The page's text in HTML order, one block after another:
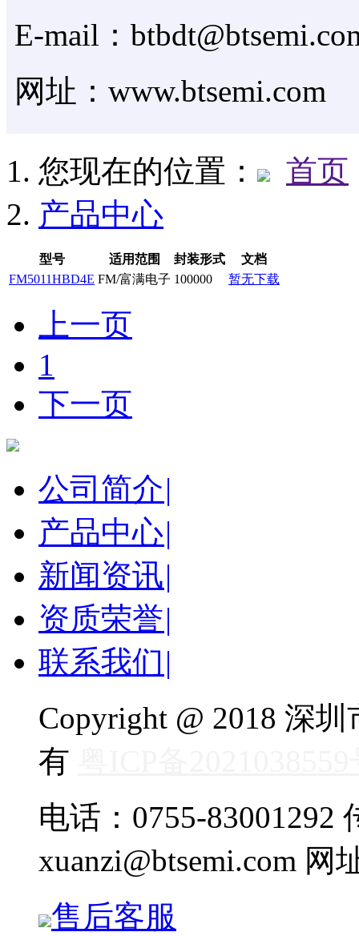
E-mail：
网址：www.btsemi.com
您现在的位置：
首页
产品中心
型号 适用范围 封装形式
文档
FM5011HBD4E FM/富满电子 100000 暂无下载
上一页
1
下一页
公司简介|
产品中心|
新闻资讯|
资质荣誉|
联系我们 |
Copyright @ 2018 深
有
电话：0755-83001292
xuanzi@btsemi.com 网
售后客服